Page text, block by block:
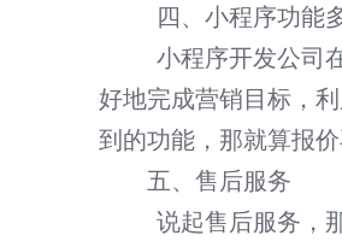
四、小程序功能
小程序开发公司在
好地完成营销目标，
到的功能，那就算报
五、售后服务
说起售后服务，那